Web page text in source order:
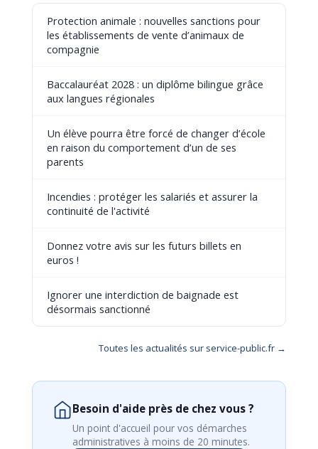
Protection animale : nouvelles sanctions pour
les établissements de vente d’animaux de
compagnie
Baccalauréat 2028 : un diplôme bilingue grâce
aux langues régionales
Un élève pourra être forcé de changer d’école
en raison du comportement d’un de ses
parents
Incendies : protéger les salariés et assurer la
continuité de l'activité
Donnez votre avis sur les futurs billets en
euros !
Ignorer une interdiction de baignade est
désormais sanctionné
Toutes les actualités sur service-public.fr →
Besoin d'aide près de chez vous ?
Un point d'accueil pour vos démarches
administratives à moins de 20 minutes.